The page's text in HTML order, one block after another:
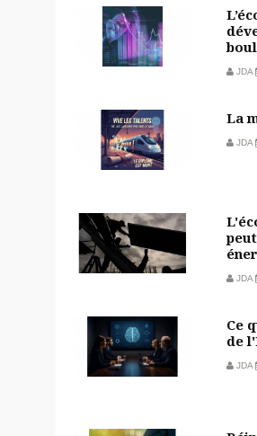
JDA
La
JDA
JDA
Ce
de
JDA